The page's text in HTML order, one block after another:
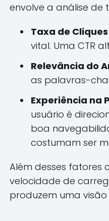
envolve a análise de
Taxa de
vital. Uma CTR
Relevância do
as palavras-
Experiência na
usuário é
boa
costumam ser
Além desses fatores
velocidade de
produzem uma